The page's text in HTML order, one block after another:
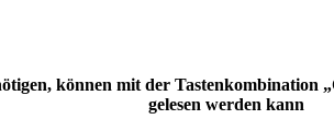
können mit der
gelesen werden kann